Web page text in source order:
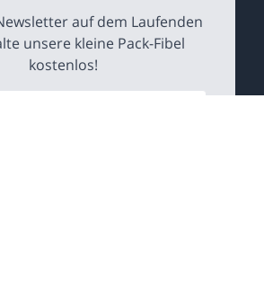
auf dem Laufenden
unsere kleine Pack-Fibel
kostenlos!